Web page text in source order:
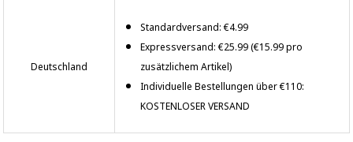
Deutschland
Standardversand: €4.99
Expressversand: €25.99 (€15.99 pro
zusätzlichem Artikel)
Individuelle Bestellungen über €110:
KOSTENLOSER VERSAND